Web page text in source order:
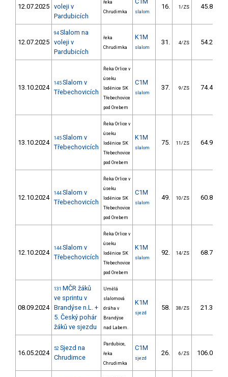
12.07.2025 voleji v
Pardubicích
řeka
Chrudimka
slalom
16. 1/ZS 45.84
12.07.2025
94 Slalom na
voleji v
Pardubicích
řeka
Chrudimka
K1M
slalom
31. 4/ZS 54.20
13.10.2024
145 Slalom v
Třebechovicích
Řeka Orlice v
úseku
loděnice SK
Třebechovice
pod Orebem
C1M
slalom
37. 9/ZS 74.40
13.10.2024
145 Slalom v
Třebechovicích
Řeka Orlice v
úseku
loděnice SK
Třebechovice
pod Orebem
K1M
slalom
75. 11/ZS 64.90
12.10.2024
144 Slalom v
Třebechovicích
Řeka Orlice v
úseku
loděnice SK
Třebechovice
pod Orebem
C1M
slalom
49. 10/ZS 60.80
12.10.2024
144 Slalom v
Třebechovicích
Řeka Orlice v
úseku
loděnice SK
Třebechovice
pod Orebem
K1M
slalom
92. 14/ZS 68.70
08.09.2024
131 MČR žáků
ve sprintu v
Brandýse n.L. +
5. Český pohár
žáků ve sjezdu
Umělá
slalomová
dráha v
Brandýse
nad Labem.
K1M
sjezd
58. 38/ZS 21.32
16.05.2024
52 Sjezd na
Chrudimce
Pardubice,
řeka
Chrudimka
C1M
sjezd
26. 6/ZS 106.02